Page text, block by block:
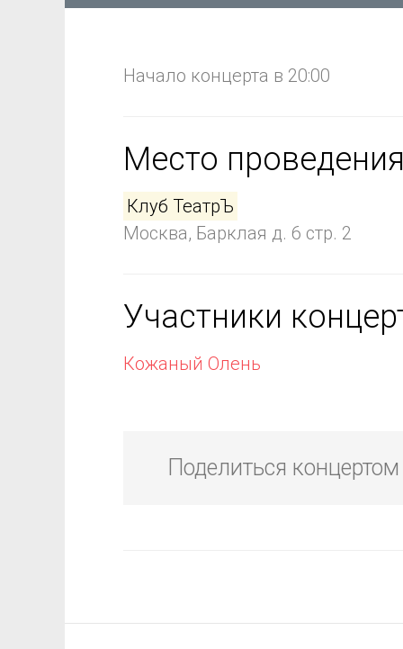
Начало концерта в 20:00
Место
Клуб ТеатрЪ
Москва, Барклая д. 6 стр. 2
Участники
Кожаный Олень
Поделиться концертом